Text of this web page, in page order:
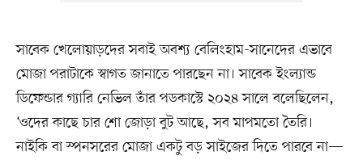
সাবেক খেলোয়াড়দের সবাই অবশ্য বেলিংহাম-সানেদের এভাবে
মোজা পরাটাকে স্বাগত জানাতে পারছেন না। সাবেক ইংল্যান্ড
ডিফেন্ডার গ্যারি নেভিল তাঁর পডকাস্টে ২০২৪ সালে বলেছিলেন,
‘ওদের কাছে চার শো জোড়া বুট আছে, সব মাপমতো তৈরি।
নাইকি বা স্পনসরের মোজা একটু বড় সাইজের দিতে পারবে না—